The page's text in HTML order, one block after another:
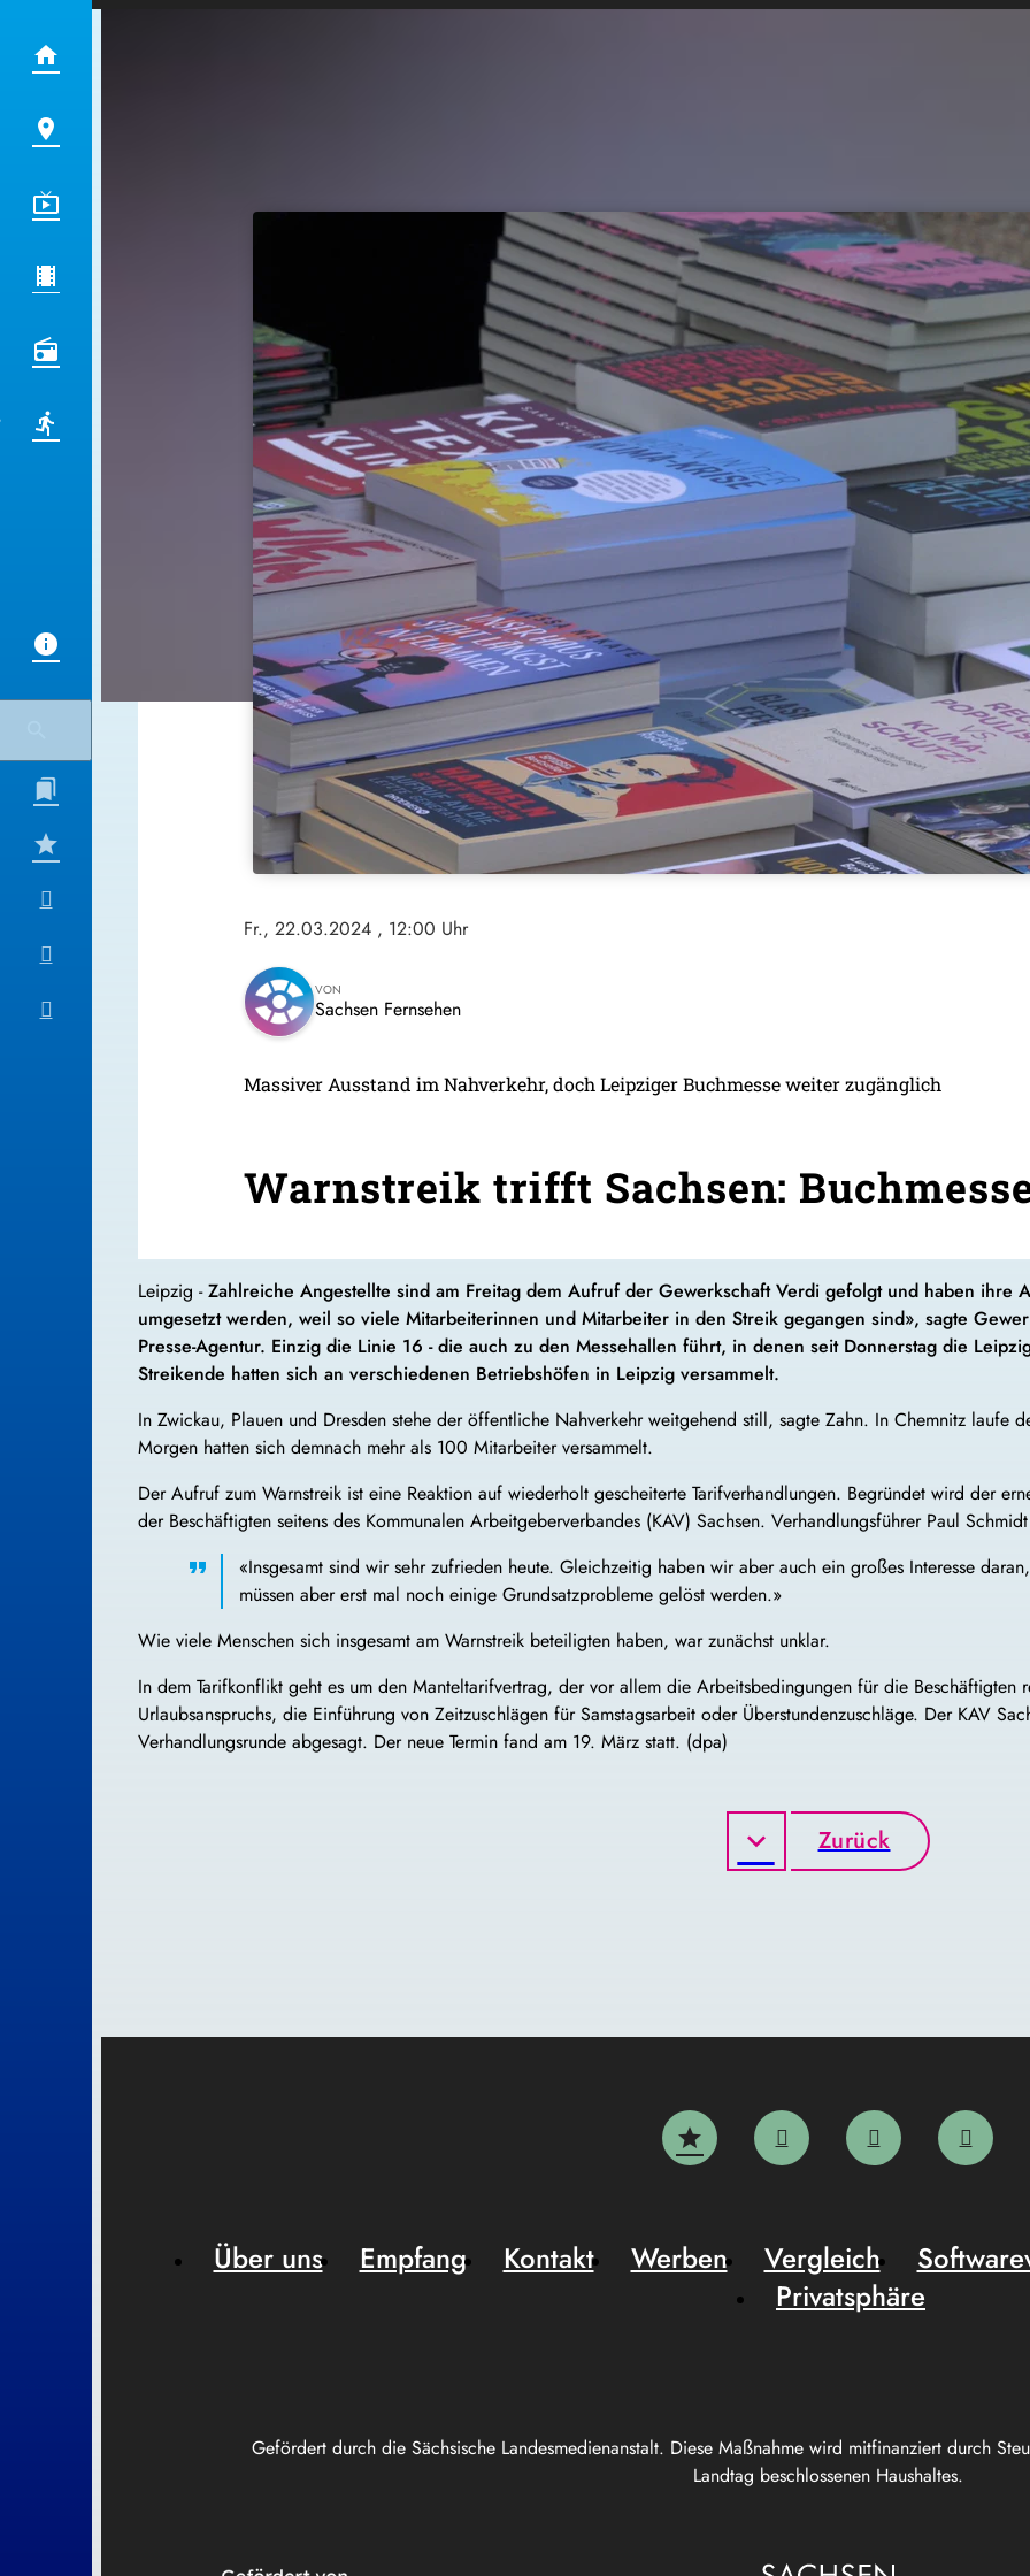
Fr., 22.03.2024 , 12:00 Uhr
VON
Sachsen Fernsehen
Massiver Ausstand im Nahverkehr, doch Leipziger Buchmesse weiter zugänglich
Warnstreik trifft Sachsen:
Leipzig -Zahlreiche Angestellte sind am Freitag dem Aufruf der Gewerkschaft Verdi gefolgt und haben
umgesetzt werden, weil so viele Mitarbeiterinnen und Mitarbeiter in den Streik gegangen sind», sagte
Presse-Agentur. Einzig die Linie 16 - die auch zu den Messehallen führt, in denen seit Donnerstag die
Streikende hatten sich an verschiedenen Betriebshöfen in Leipzig versammelt.
In Zwickau, Plauen und Dresden stehe der öffentliche Nahverkehr weitgehend still, sagte Zahn. In Chemnitz
Morgen hatten sich demnach mehr als 100 Mitarbeiter versammelt.
Der Aufruf zum Warnstreik ist eine Reaktion auf wiederholt gescheiterte Tarifverhandlungen. Begründet wird der
der Beschäftigten seitens des Kommunalen Arbeitgeberverbandes (KAV) Sachsen. Verhandlungsführer Paul
«Insgesamt sind wir sehr zufrieden heute. Gleichzeitig haben wir aber auch ein großes Interesse
müssen aber erst mal noch einige Grundsatzprobleme gelöst werden.»
Wie viele Menschen sich insgesamt am Warnstreik beteiligten haben, war zunächst unklar.
In dem Tarifkonflikt geht es um den Manteltarifvertrag, der vor allem die Arbeitsbedingungen für die
Urlaubsanspruchs, die Einführung von Zeitzuschlägen für Samstagsarbeit oder Überstundenzuschläge. Der KAV
Verhandlungsrunde abgesagt. Der neue Termin fand am 19. März statt. (dpa)
Zurück
Gefördert durch die Sächsische Landesmedienanstalt. Diese Maßnahme wird mitfinanziert durch
Landtag beschlossenen Haushaltes.
Über uns Empfang Kontakt Werben Vergleich
Privatsphäre